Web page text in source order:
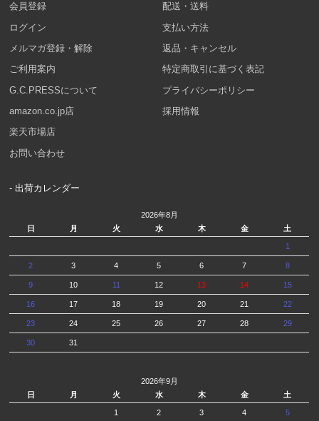
会員登録
ログイン
メルマガ登録・解除
ご利用案内
G.C.PRESSについて
amazon.co.jp店
楽天市場店
お問い合わせ
配送・送料
支払い方法
返品・キャンセル
特定商取引に基づく表記
プライバシーポリシー
採用情報
- 出荷カレンダー
2026年8月
日
月 火 水 木 金 土
1
2 3 4 5 6 7 8
9 10 11 12 13 14 15
16 17 18 19 20 21 22
23 24 25 26 27 28 29
30 31
2026年9月
日
月 火 水 木 金 土
1 2 3 4 5